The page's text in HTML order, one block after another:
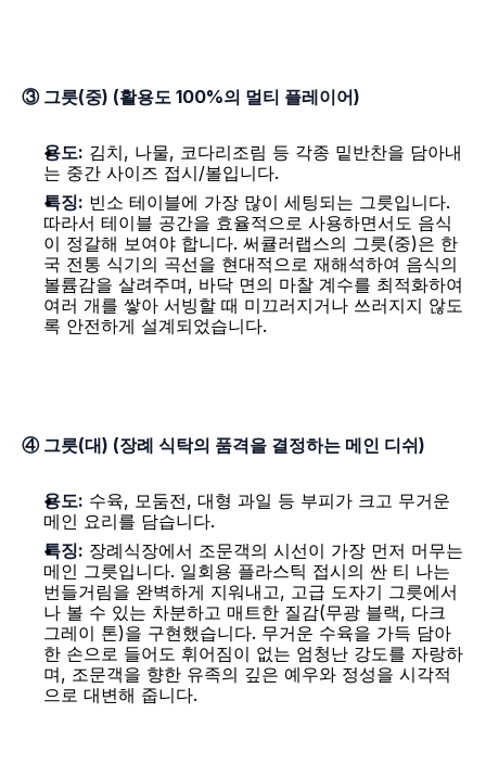
③ 그릇(중) (활용도 100%의 멀티 플레이어)
용도: 김치, 나물, 코다리조림 등 각종 밑반찬을 담아내
는 중간 사이즈 접시/볼입니다.
특징: 빈소 테이블에 가장 많이 세팅되는 그릇입니다.
따라서 테이블 공간을 효율적으로 사용하면서도 음식
이 정갈해 보여야 합니다. 써큘러랩스의 그릇(중)은 한
국 전통 식기의 곡선을 현대적으로 재해석하여 음식의
볼륨감을 살려주며, 바닥 면의 마찰 계수를 최적화하여
여러 개를 쌓아 서빙할 때 미끄러지거나 쓰러지지 않도
록 안전하게 설계되었습니다.
④ 그릇(대) (장례 식탁의 품격을 결정하는 메인 디쉬)
용도: 수육, 모둠전, 대형 과일 등 부피가 크고 무거운
메인 요리를 담습니다.
특징: 장례식장에서 조문객의 시선이 가장 먼저 머무는
메인 그릇입니다. 일회용 플라스틱 접시의 싼 티 나는
번들거림을 완벽하게 지워내고, 고급 도자기 그릇에서
나 볼 수 있는 차분하고 매트한 질감(무광 블랙, 다크
그레이 톤)을 구현했습니다. 무거운 수육을 가득 담아
한 손으로 들어도 휘어짐이 없는 엄청난 강도를 자랑하
며, 조문객을 향한 유족의 깊은 예우와 정성을 시각적
으로 대변해 줍니다.